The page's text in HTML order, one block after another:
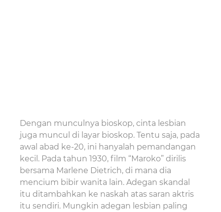
Dengan munculnya bioskop, cinta lesbian
juga muncul di layar bioskop. Tentu saja, pada
awal abad ke-20, ini hanyalah pemandangan
kecil. Pada tahun 1930, film “Maroko” dirilis
bersama Marlene Dietrich, di mana dia
mencium bibir wanita lain. Adegan skandal
itu ditambahkan ke naskah atas saran aktris
itu sendiri. Mungkin adegan lesbian paling